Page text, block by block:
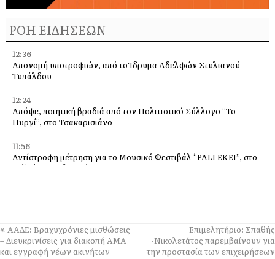
ΡΟΗ ΕΙΔΗΣΕΩΝ
12:36
Απονομή υποτροφιών, από το Ίδρυμα Αδελφών Στυλιανού
Τυπάλδου
12:24
Απόψε, ποιητική βραδιά από τον Πολιτιστικό Σύλλογο “Το
Πυργί”, στο Τσακαρισιάνο
11:56
Αντίστροφη μέτρηση για το Μουσικό Φεστιβάλ “PALI EKEI”, στο
Ληξούρι. Αναλυτικό timeline
11:01
Ζάκυνθος: Πνιγμός 57χρονου Βρετανού στην περιοχή «Πισίνες»
Κερίου
ΑΑΔΕ: Βραχυχρόνιες μισθώσεις
– Διευκρινίσεις για διακοπή ΑΜΑ
και εγγραφή νέων ακινήτων
Επιμελητήριο: Σπαθής
-Νικολετάτος παρεμβαίνουν για
την προστασία των επιχειρήσεων